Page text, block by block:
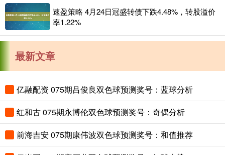
速盈策略 4月24日冠盛转债下跌4.48%，转股溢价
率1.22%
最新文章
亿融配资 075期吕俊良双色球预测奖号：蓝球分析
红和古 075期永博伦双色球预测奖号：奇偶分析
前海吉安 075期康伟波双色球预测奖号：和值推荐